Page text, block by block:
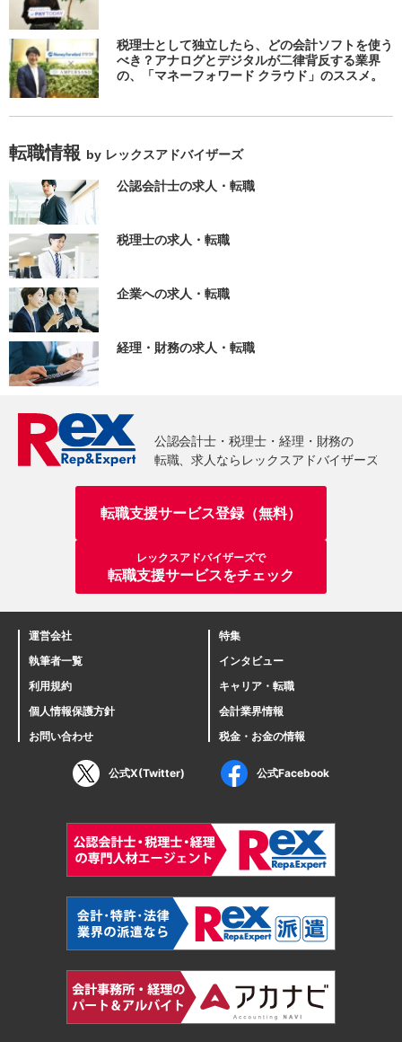
税理士として独立したら、どの会計ソフトを使う
べき？アナログとデジタルが二律背反する業界
の、「マネーフォワード クラウド」のススメ。
転職情報 by レックスアドバイザーズ
公認会計士の求人・転職
税理士の求人・転職
企業への求人・転職
経理・財務の求人・転職
転職支援サービス登録（無料）
レックスアドバイザーズで
転職支援サービスをチェック
運営会社
執筆者一覧
利用規約
個人情報保護方針
お問い合わせ
特集
インタビュー
キャリア・転職
会計業界情報
税金・お金の情報
公式X(Twitter) 公式Facebook